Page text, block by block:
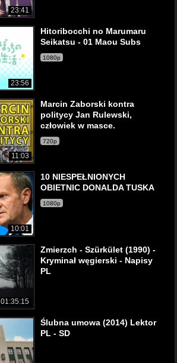
23:41
23:56
Hitoribocchi no Marumaru
Seikatsu - 01 Maou Subs
1080p
11:03
Marcin Zaborski kontra
politycy Jan Rulewski,
człowiek w masce.
720p
10:01
10 NIESPEŁNIONYCH
OBIETNIC DONALDA TUSKA
1080p
01:35:15
Zmierzch - Szürkület (1990) -
Kryminał węgierski - Napisy
PL
Ślubna umowa (2014) Lektor
PL - SD